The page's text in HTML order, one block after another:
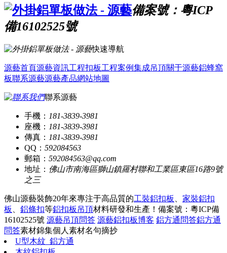
備案號：粵ICP
備16102525號
快速導航
源藝首頁源藝資訊工程扣板工程案例集成吊頂關于源藝鋁蜂窩
板聯系源藝源藝產品網站地圖
聯系源藝
手機： 181-3839-3981
座機： 181-3839-3981
傳真： 181-3839-3981
QQ： 592084563
郵箱： 592084563@qq.com
地址： 佛山市南海區獅山鎮羅村聯和工業區東區16路9號
之三
佛山源藝裝飾20年來專注于高品質的工裝鋁扣板 、 家裝鋁扣
板 、 鋁條扣等鋁扣板吊頂材料研發和生產！ 備案號：粵ICP備
16102525號 源藝吊頂問答 源藝鋁扣板博客 鋁方通問答鋁方通
問答素材錦集個人素材名句摘抄
U型木紋_鋁方通